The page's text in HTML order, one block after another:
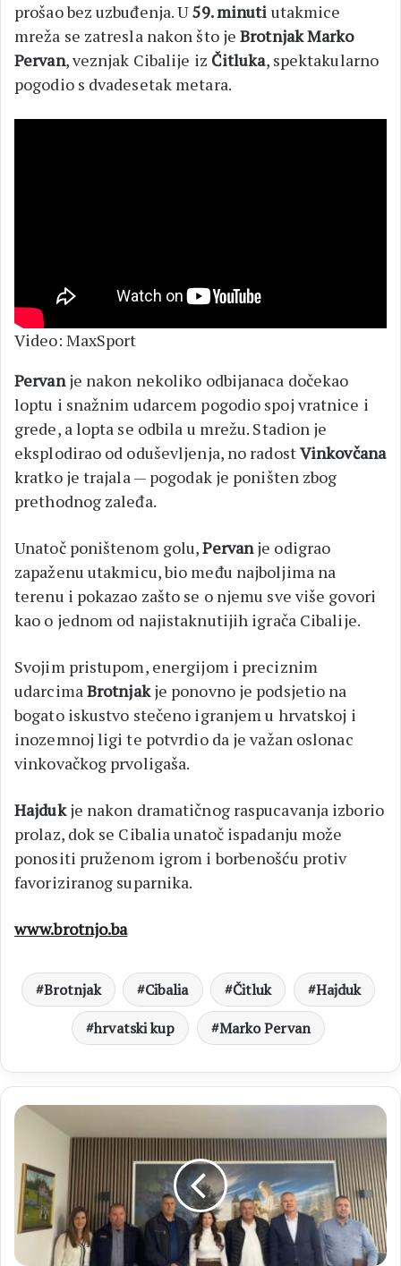
prošao bez uzbuđenja. U59. minuti utakmice
mreža se zatresla nakon što jeBrotnjak Marko
Pervan, veznjak Cibalije iz Čitluka, spektakularno
pogodio s dvadesetak metara.
Video: MaxSport
Pervanje nakon nekoliko odbijanaca dočekao
loptu i snažnim udarcem pogodio spoj vratnice i
grede, a lopta se odbila u mrežu. Stadion je
eksplodirao od oduševljenja, no radostVinkovčana
kratko je trajala — pogodak je poništen zbog
prethodnog zaleđa.
Unatoč poništenom golu,Pervanje odigrao
zapaženu utakmicu, bio među najboljima na
terenu i pokazao zašto se o njemu sve više govori
kao o jednom od najistaknutijih igrača Cibalije.
Svojim pristupom, energijom i preciznim
udarcimaBrotnjakje ponovno je podsjetio na
bogato iskustvo stečeno igranjem u hrvatskoj i
inozemnoj ligi te potvrdio da je važan oslonac
vinkovačkog prvoligaša.
Hajdukje nakon dramatičnog raspucavanja izborio
prolaz, dok se Cibalia unatoč ispadanju može
ponositi pruženom igrom i borbenošću protiv
favoriziranog suparnika.
www.brotnjo.ba
Brotnjak Cibalia Čitluk
Hajduk
hrvatski kup
Marko Pervan
OV
ČITLUK
predstavnicima
MZ
Biletići